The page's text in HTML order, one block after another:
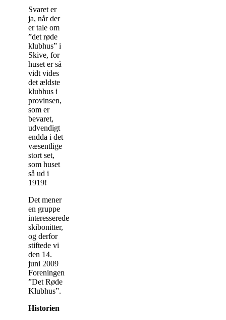
Svaret er
ja, når der
er tale om
”det røde
klubhus” i
Skive, for
huset er så
vidt vides
det ældste
klubhus i
provinsen,
som er
bevaret,
udvendigt
endda i det
væsentlige
stort set,
som huset
så ud i
1919!
Det mener
en gruppe
interesserede
skibonitter,
og derfor
stiftede vi
den 14.
juni 2009
Foreningen
”Det Røde
Klubhus”.
Historien